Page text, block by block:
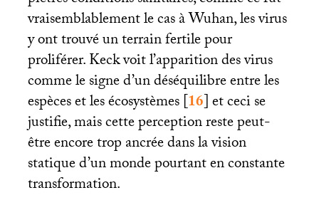
vraisemblablement le cas à Wuhan, les virus
y ont trouvé un terrain fertile pour
proliférer. Keck voit l’apparition des virus
comme le signe d’un déséquilibre entre les
espèces et les écosystèmes[16]et ceci se
justifie, mais cette perception reste peut-
être encore trop ancrée dans la vision
statique d’un monde pourtant en constante
transformation.